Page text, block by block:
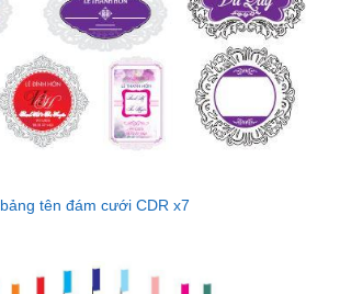
bảng tên đám cưới CDR x7